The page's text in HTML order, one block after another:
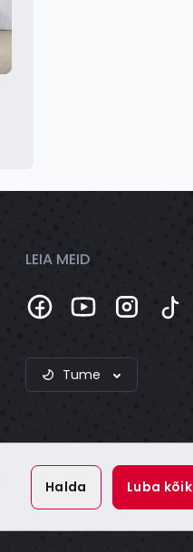
LEIA MEID
Tume
Halda Luba kõik